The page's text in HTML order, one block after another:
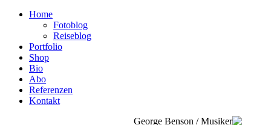
Home
Fotoblog
Reiseblog
Portfolio
Shop
Bio
Abo
Referenzen
Kontakt